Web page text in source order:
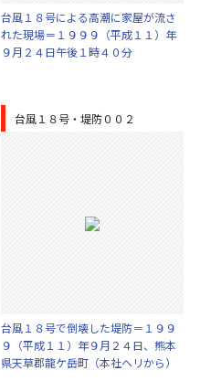
台風１８号による高潮に家屋が流さ
れた現場＝１９９９（平成１１）年
９月２４日午後１時４０分
台風１８号・堤防００２
台風１８号で倒壊した堤防＝１９９
９（平成１１）年９月２４日、熊本
県天草郡龍ケ岳町（本社ヘリから）